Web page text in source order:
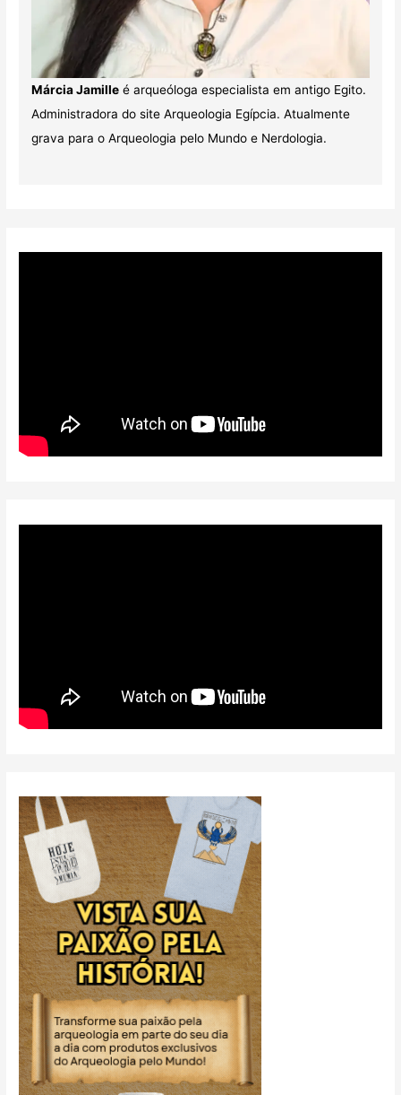
Márcia Jamilleé arqueóloga especialista em antigo Egito.
Administradora do site Arqueologia Egípcia. Atualmente
grava para o Arqueologia pelo Mundo e Nerdologia.